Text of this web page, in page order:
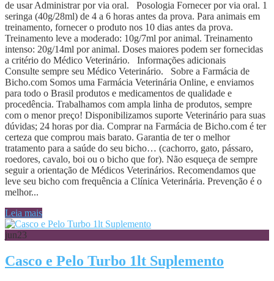
de usar Administrar por via oral. Posologia Fornecer por via oral. 1
seringa (40g/28ml) de 4 a 6 horas antes da prova. Para animais em
treinamento, fornecer o produto nos 10 dias antes da prova.
Treinamento leve a moderado: 10g/7ml por animal. Treinamento
intenso: 20g/14ml por animal. Doses maiores podem ser fornecidas
a critério do Médico Veterinário. Informações adicionais
Consulte sempre seu Médico Veterinário. Sobre a Farmácia de
Bicho.com Somos uma Farmácia Veterinária Online, e enviamos
para todo o Brasil produtos e medicamentos de qualidade e
procedência. Trabalhamos com ampla linha de produtos, sempre
com o menor preço! Disponibilizamos suporte Veterinário para suas
dúvidas; 24 horas por dia. Comprar na Farmácia de Bicho.com é ter
certeza que comprou mais barato. Garantia de ter o melhor
tratamento para a saúde do seu bicho… (cachorro, gato, pássaro,
roedores, cavalo, boi ou o bicho que for). Não esqueça de sempre
seguir a orientação de Médicos Veterinários. Recomendamos que
leve seu bicho com frequência a Clínica Veterinária. Prevenção é o
melhor...
Leia mais
jun23
Casco e Pelo Turbo 1lt Suplemento